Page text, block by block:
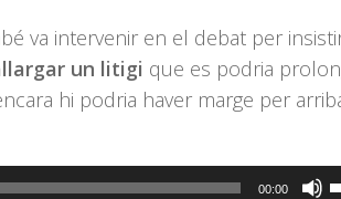
va intervenir en el debat per
un litigi que es podria
hi podria haver marge per
00:00